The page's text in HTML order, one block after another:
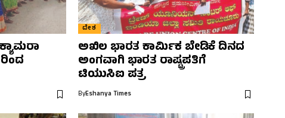
ದೇಶ
ಅಖಿಲ ಭಾರತ ಕಾರ್ಮಿಕ ಬೇಡಿಕೆ ದಿನದ
ಅಂಗವಾಗಿ ಭಾರತ ರಾಷ್ಟ್ರಪತಿಗೆ
ಟಿಯುಸಿಐ ಪತ್ರ
ByEshanya Times